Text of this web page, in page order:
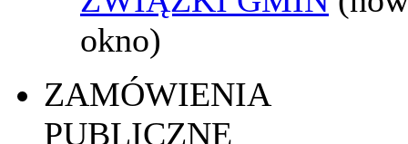
okno)
ZAMÓWIENIA
PUBLICZNE